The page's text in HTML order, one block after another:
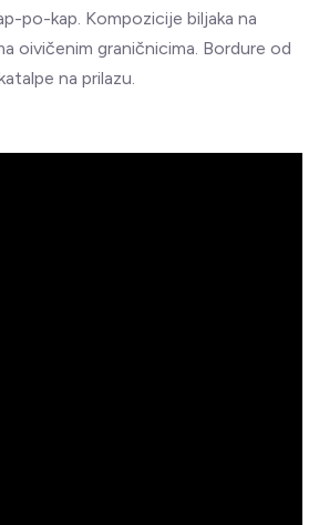
po-kap. Kompozicije biljaka na
oivičenim graničnicima. Bordure od
na prilazu.